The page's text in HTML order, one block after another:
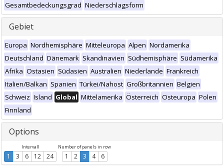
Gesamtbedeckungsgrad Niederschlagsform
Gebiet
Europa Nordhemisphäre Mitteleuropa Alpen Nordamerika
Deutschland Dänemark Skandinavien Südhemisphäre Südamerika
Afrika Ostasien Südasien Australien Niederlande Frankreich
Italien/Balkan Spanien Türkei/Nahost Großbritannien Belgien
Schweiz Island Global Mittelamerika Österreich Osteuropa Polen
Finnland
Options
Intervall
1 3 6 12 24
Number of panels in row
1 2 3 4 6